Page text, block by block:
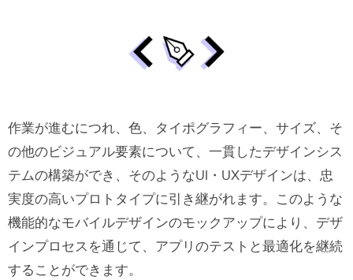
作業が進むにつれ、色、タイポグラフィー、サイズ、そ
の他のビジュアル要素について、一貫したデザインシス
テムの構築ができ、そのようなUI・UXデザインは、忠
実度の高いプロトタイプに引き継がれます。このような
機能的なモバイルデザインのモックアップにより、デザ
インプロセスを通じて、アプリのテストと最適化を継続
することができます。